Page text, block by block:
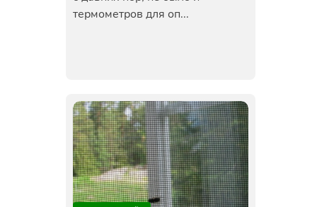
термометров для оп...